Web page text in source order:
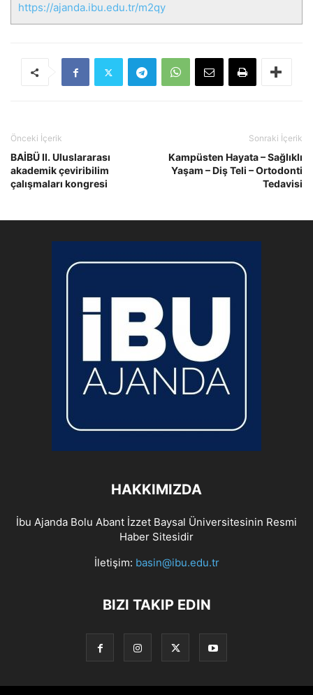
https://ajanda.ibu.edu.tr/m2qy
Önceki İçerik
BAİBÜ II. Uluslararası
akademik çeviribilim
çalışmaları kongresi
Sonraki İçerik
Kampüsten Hayata – Sağlıklı
Yaşam – Diş Teli – Ortodonti
Tedavisi
HAKKIMIZDA
İbu Ajanda Bolu Abant İzzet Baysal Üniversitesinin Resmi
Haber Sitesidir
İletişim: basin@ibu.edu.tr
BIZI TAKIP EDIN